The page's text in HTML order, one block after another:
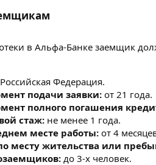
в Альфа-Банке заемщик
Российская Федерация.
подачи заявки:от 21 года.
полного погашения
стаж: не менее 1 года.
месте работы: от 4
месту жительства или
до 3-х человек.